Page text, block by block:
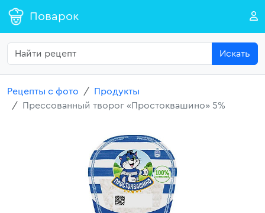
Поварок
Искать
Рецепты с фото
Продукты
Прессованный творог «Простоквашино» 5%